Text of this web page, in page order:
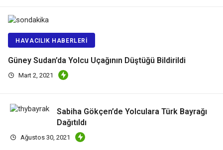
HAVACILIK HABERLERI
Güney Sudan’da Yolcu Uçağının Düştüğü Bildirildi
Mart 2, 2021
Sabiha Gökçen’de Yolculara Türk Bayrağı
Dağıtıldı
Ağustos 30, 2021